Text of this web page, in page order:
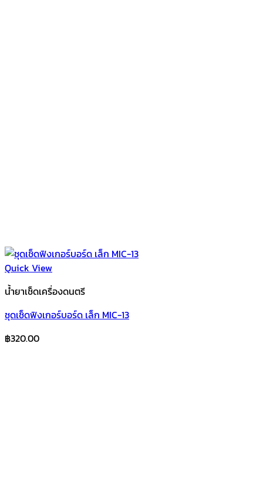
Quick View
น้ำยาเช็ดเครื่องดนตรี
ชุดเช็ดฟิงเกอร์บอร์ด เล็ก MIC-13
฿320.00